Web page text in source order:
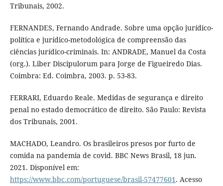
Tribunais, 2002.
FERNANDES, Fernando Andrade. Sobre uma opção jurídico-
política e jurídico-metodológica de compreensão das
ciências jurídico-criminais. In: ANDRADE, Manuel da Costa
(org.). Liber Discipulorum para Jorge de Figueiredo Dias.
Coimbra: Ed. Coimbra, 2003. p. 53-83.
FERRARI, Eduardo Reale. Medidas de segurança e direito
penal no estado democrático de direito. São Paulo: Revista
dos Tribunais, 2001.
MACHADO, Leandro. Os brasileiros presos por furto de
comida na pandemia de covid. BBC News Brasil, 18 jun.
2021. Disponível em:
https://www.bbc.com/portuguese/brasil-57477601. Acesso